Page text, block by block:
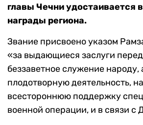
главы Чечни удостаивается
награды региона.
Звание присвоено указом
«за выдающиеся заслуги
беззаветное служение народу,
плодотворную деятельность,
всестороннюю поддержку
военной операции, и в связи с